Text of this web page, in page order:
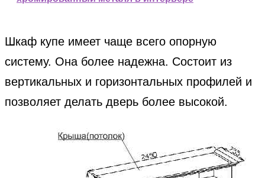
Шкаф купе имеет чаще всего опорную
систему. Она более надежна. Состоит из
вертикальных и горизонтальных профилей и
позволяет делать дверь более высокой.